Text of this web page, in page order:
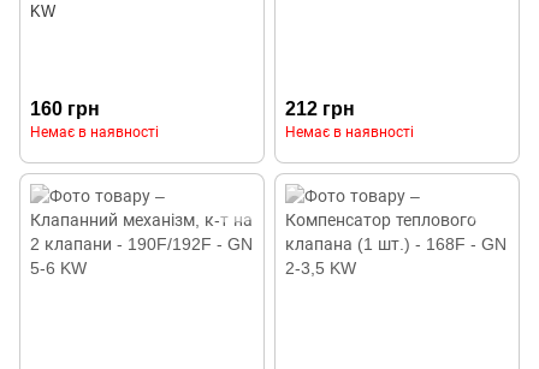
KW
160 грн
Немає в наявності
212 грн
Немає в наявності